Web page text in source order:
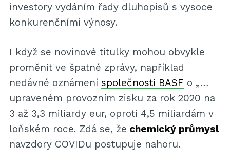
investory vydáním řady dluhopisů s vysoce
konkurenčními výnosy.
I když se novinové titulky mohou obvykle
proměnit ve špatné zprávy, například
nedávné oznámení společnosti BASF o „…
upraveném provozním zisku za rok 2020 na
3 až 3,3 miliardy eur, oproti 4,5 miliardám v
loňském roce. Zdá se, že chemický průmysl
navzdory COVIDu postupuje nahoru.